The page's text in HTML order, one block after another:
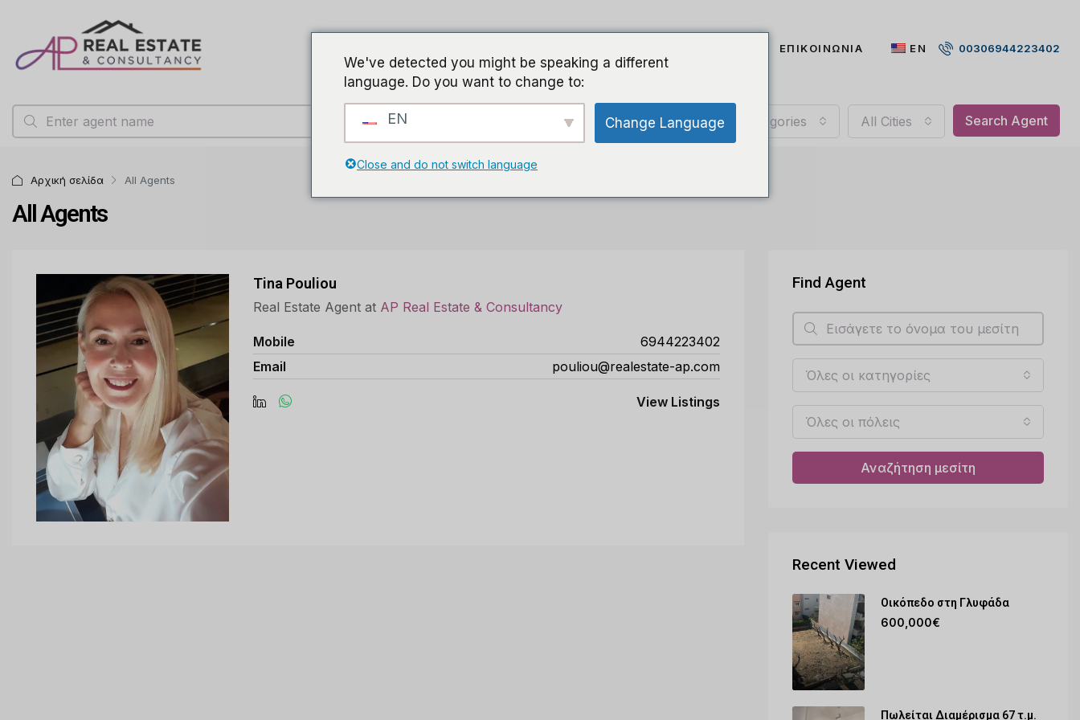
ΕΠΙΚΟΙΝΩΝΙΑ EN 00306944223402
All Categories All Cities Search Agent
Αρχική σελίδα All Agents
All Agents
Tina Pouliou
Real Estate Agent at AP Real Estate & Consultancy
Mobile
6944223402
Email
pouliou@realestate-ap.com
View Listings
Find Agent
Όλες οι κατηγορίες
Όλες οι πόλεις
Αναζήτηση μεσίτη
Recent Viewed
Οικόπεδο στη Γλυφάδα
600,000€
Πωλείται Διαμέρισμα 67 τ.μ.
We've detected you might be speaking a different
language. Do you want to change to:
EN Change Language
Close and do not switch language